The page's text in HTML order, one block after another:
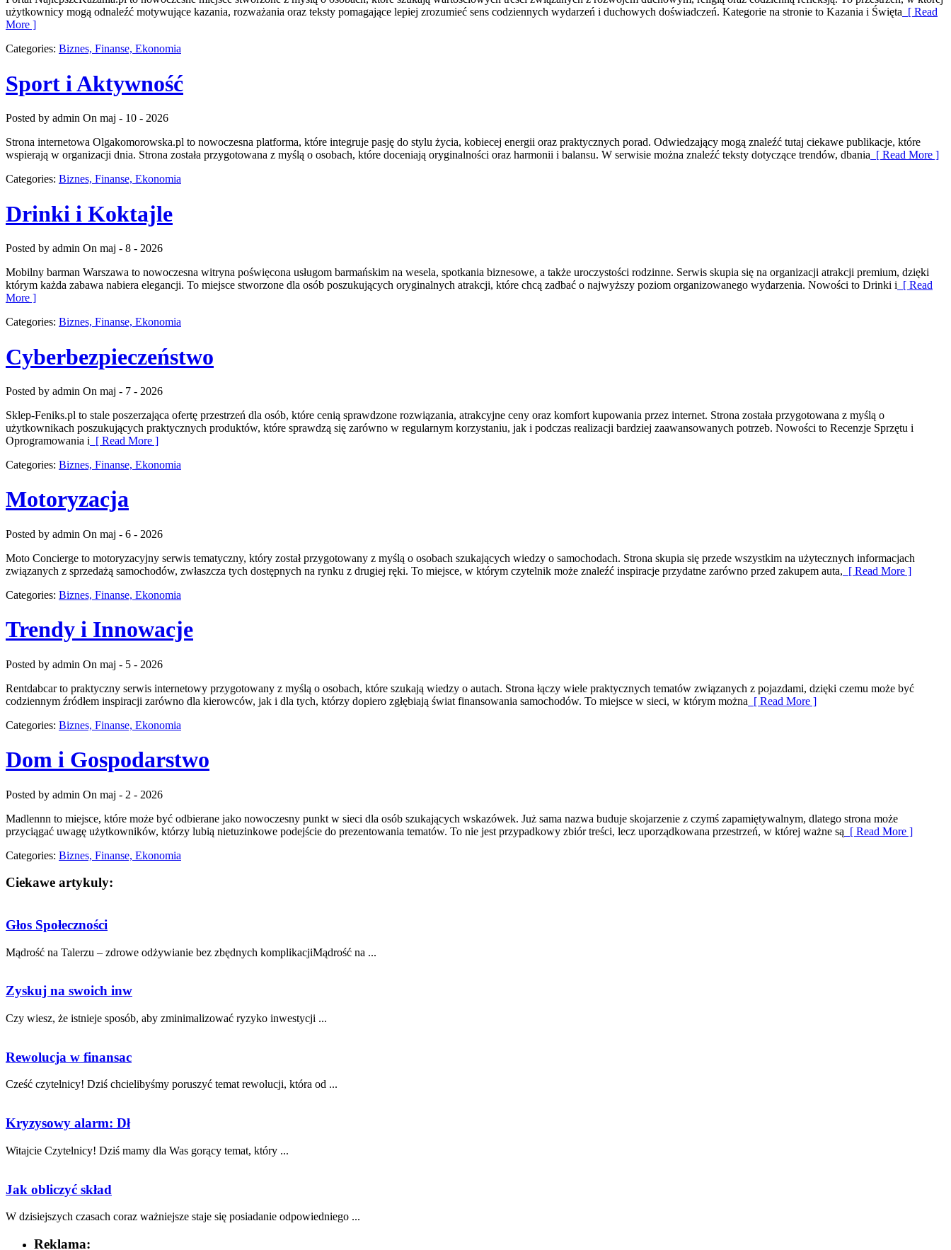
użytkownicy mogą odnaleźć motywujące kazania, rozważania oraz teksty pomagające lepiej zrozumieć sens codziennych wydarzeń i duchowych doświadczeń. Kategorie na stronie to Kazania i Święta [ Read
More ]
Categories: Biznes, Finanse, Ekonomia
Sport i Aktywność
Posted by admin On maj - 10 - 2026
Strona internetowa Olgakomorowska.pl to nowoczesna platforma, które integruje pasję do stylu życia, kobiecej energii oraz praktycznych porad. Odwiedzający mogą znaleźć tutaj ciekawe publikacje, które
wspierają w organizacji dnia. Strona została przygotowana z myślą o osobach, które doceniają oryginalności oraz harmonii i balansu. W serwisie można znaleźć teksty dotyczące trendów, dbania [ Read More ]
Categories: Biznes, Finanse, Ekonomia
Drinki i Koktajle
Posted by admin On maj - 8 - 2026
Mobilny barman Warszawa to nowoczesna witryna poświęcona usługom barmańskim na wesela, spotkania biznesowe, a także uroczystości rodzinne. Serwis skupia się na organizacji atrakcji premium, dzięki
którym każda zabawa nabiera elegancji. To miejsce stworzone dla osób poszukujących oryginalnych atrakcji, które chcą zadbać o najwyższy poziom organizowanego wydarzenia. Nowości to Drinki i [ Read
More ]
Categories: Biznes, Finanse, Ekonomia
Cyberbezpieczeństwo
Posted by admin On maj - 7 - 2026
Sklep-Feniks.pl to stale poszerzająca ofertę przestrzeń dla osób, które cenią sprawdzone rozwiązania, atrakcyjne ceny oraz komfort kupowania przez internet. Strona została przygotowana z myślą o
użytkownikach poszukujących praktycznych produktów, które sprawdzą się zarówno w regularnym korzystaniu, jak i podczas realizacji bardziej zaawansowanych potrzeb. Nowości to Recenzje Sprzętu i
Oprogramowania i [ Read More ]
Categories: Biznes, Finanse, Ekonomia
Motoryzacja
Posted by admin On maj - 6 - 2026
Moto Concierge to motoryzacyjny serwis tematyczny, który został przygotowany z myślą o osobach szukających wiedzy o samochodach. Strona skupia się przede wszystkim na użytecznych informacjach
związanych z sprzedażą samochodów, zwłaszcza tych dostępnych na rynku z drugiej ręki. To miejsce, w którym czytelnik może znaleźć inspiracje przydatne zarówno przed zakupem auta, [ Read More ]
Categories: Biznes, Finanse, Ekonomia
Trendy i Innowacje
Posted by admin On maj - 5 - 2026
Rentdabcar to praktyczny serwis internetowy przygotowany z myślą o osobach, które szukają wiedzy o autach. Strona łączy wiele praktycznych tematów związanych z pojazdami, dzięki czemu może być
codziennym źródłem inspiracji zarówno dla kierowców, jak i dla tych, którzy dopiero zgłębiają świat finansowania samochodów. To miejsce w sieci, w którym można [ Read More ]
Categories: Biznes, Finanse, Ekonomia
Dom i Gospodarstwo
Posted by admin On maj - 2 - 2026
Madlennn to miejsce, które może być odbierane jako nowoczesny punkt w sieci dla osób szukających wskazówek. Już sama nazwa buduje skojarzenie z czymś zapamiętywalnym, dlatego strona może
przyciągać uwagę użytkowników, którzy lubią nietuzinkowe podejście do prezentowania tematów. To nie jest przypadkowy zbiór treści, lecz uporządkowana przestrzeń, w której ważne są [ Read More ]
Categories: Biznes, Finanse, Ekonomia
Ciekawe artykuly:
Głos Społeczności
Mądrość na Talerzu – zdrowe odżywianie bez zbędnych komplikacjiMądrość na ...
Zyskuj na swoich inw
Czy wiesz, że istnieje sposób, aby zminimalizować‍ ryzyko inwestycji ...
Rewolucja w finansac
Cześć czytelnicy! Dziś chcielibyśmy poruszyć temat rewolucji, która⁣ od ...
Kryzysowy alarm: Dł
Witajcie Czytelnicy! Dziś mamy dla Was gorący temat, który ...
Jak obliczyć skład
W⁤ dzisiejszych czasach coraz ważniejsze staje się posiadanie odpowiedniego ...
Reklama: